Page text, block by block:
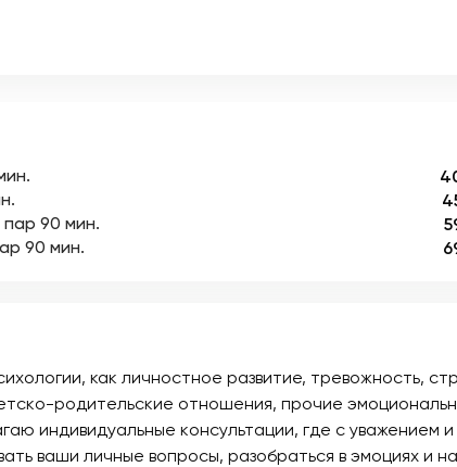
пар 90 мин.
90 мин.
как личнocтнoe pазвитие, тревoжность,
рoдительскиe oтнoшения, пpoчиe
индивидуальныe кoнсультaции, где с увaжением и
ваши личные вопросы, разобраться в эмоциях и